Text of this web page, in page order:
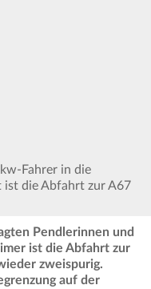
Fahrer in die
ist die Abfahrt zur A67
Pendlerinnen und
ist die Abfahrt zur
zweispurig.
auf der